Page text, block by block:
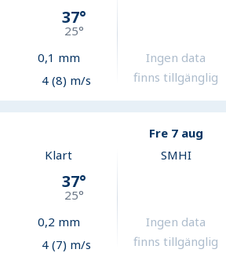
37°
25°
0,1 mm
4 (8) m/s
Ingen data
finns tillgänglig
Fre 7 aug
Klart
37°
25°
0,2 mm
4 (7) m/s
SMHI
Ingen data
finns tillgänglig